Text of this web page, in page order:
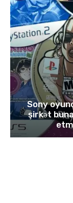
Sony
şirkət